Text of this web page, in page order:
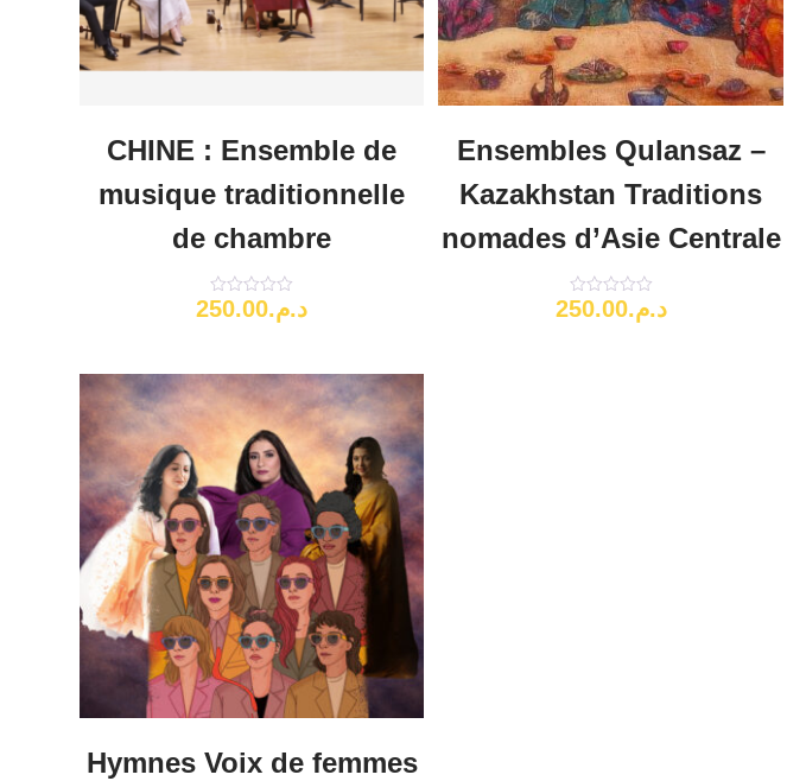
CHINE : Ensemble de
musique traditionnelle
de chambre
Note
0
د.م.250.00
Ensembles Qulansaz –
Kazakhstan Traditions
nomades d’Asie Centrale
Note
0
د.م.250.00
Hymnes Voix de femmes